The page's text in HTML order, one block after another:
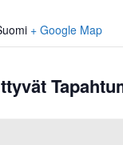
+ Google Map